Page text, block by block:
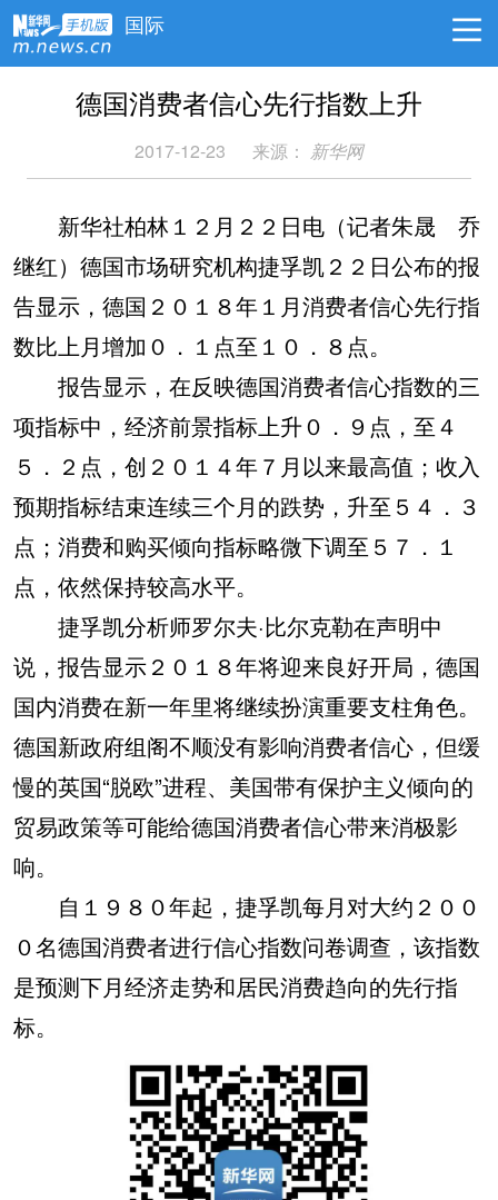
国际
德国消费者信心先行指数上升
2017-12-23 来源： 新华网
新华社柏林１２月２２日电（记者朱晟 乔
继红）德国市场研究机构捷孚凯２２日公布的报
告显示，德国２０１８年１月消费者信心先行指
数比上月增加０．１点至１０．８点。
报告显示，在反映德国消费者信心指数的三
项指标中，经济前景指标上升０．９点，至４
５．２点，创２０１４年７月以来最高值；收入
预期指标结束连续三个月的跌势，升至５４．３
点；消费和购买倾向指标略微下调至５７．１
点，依然保持较高水平。
捷孚凯分析师罗尔夫·比尔克勒在声明中
说，报告显示２０１８年将迎来良好开局，德国
国内消费在新一年里将继续扮演重要支柱角色。
德国新政府组阁不顺没有影响消费者信心，但缓
慢的英国“脱欧”进程、美国带有保护主义倾向的
贸易政策等可能给德国消费者信心带来消极影
响。
自１９８０年起，捷孚凯每月对大约２００
０名德国消费者进行信心指数问卷调查，该指数
是预测下月经济走势和居民消费趋向的先行指
标。